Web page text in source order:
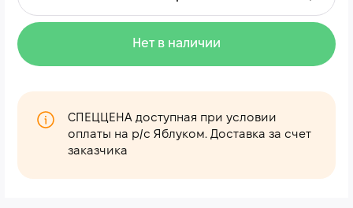
Нет в наличии
СПЕЦЦЕНА доступная при условии
оплаты на р/с Яблуком. Доставка за счет
заказчика